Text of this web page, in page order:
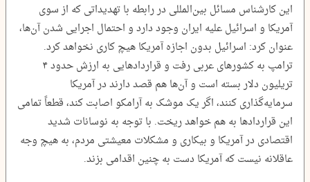
این کارشناس مسائل بین‌المللی در رابطه با تهدیداتی که از سوی
آمریکا و اسرائیل علیه ایران وجود دارد و احتمال اجرایی شدن آن‌ها،
عنوان کرد: اسرائیل بدون اجازه آمریکا هیچ کاری نخواهد کرد.
ترامپ به کشورهای عربی رفت و قراردادهایی به ارزش حدود ۴
تریلیون دلار بسته است و آن‌ها هم قصد دارند در آمریکا
سرمایه‌گذاری کنند، اگر یک موشک به آرامکو اصابت کند، قطعاً تمامی
این قراردادها به هم خواهد ریخت. با توجه به نوسانات شدید
اقتصادی در آمریکا و بیکاری و مشکلات معیشتی مردم، به هیچ وجه
عاقلانه نیست که آمریکا دست به چنین اقدامی بزند.